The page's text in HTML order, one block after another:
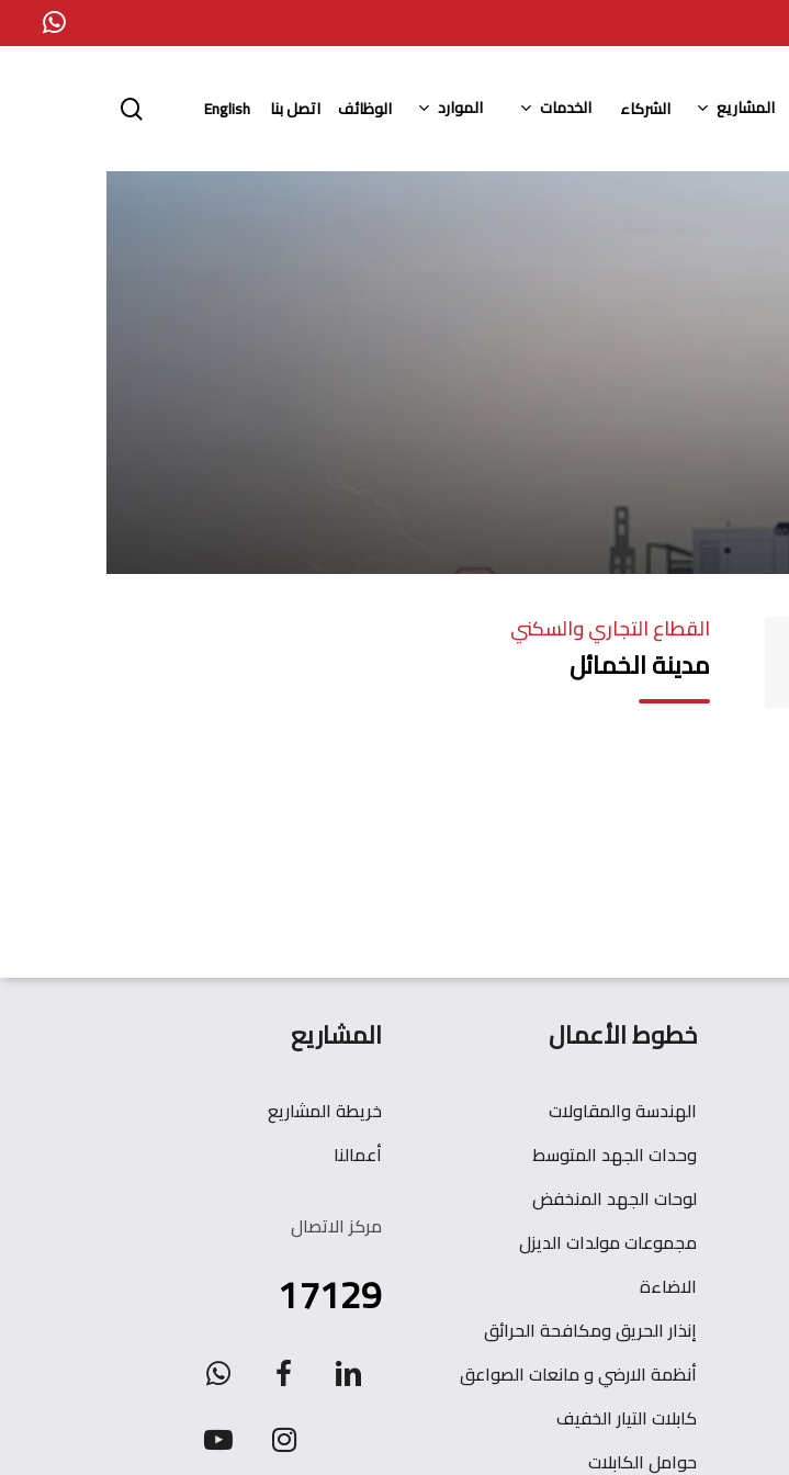
whatsapp
المشاريع الشركاء الخدمات الموارد الوظائف اتصل بنا English
search
القطاع التجاري والسكني
مدينة الخمائل
خطوط الأعمال
الهندسة والمقاولات
وحدات الجهد المتوسط
لوحات الجهد المنخفض
مجموعات مولدات الديزل
الاضاءة
إنذار الحريق ومكافحة الحرائق
أنظمة الارضي و مانعات الصواعق
كابلات التيار الخفيف
حوامل الكابلات
المشاريع
خريطة المشاريع
أعمالنا
مركز الاتصال
17129
WhatsAppfacebook
linkedin
youtubeinstagram